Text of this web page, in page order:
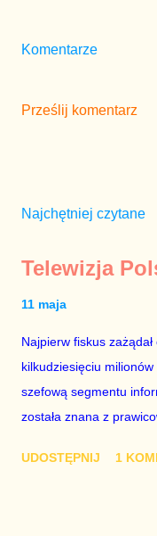
Komentarze
Prześlij komentarz
Najchętniej czytane
Telewizja
11 maja
Najpierw fiskus zażądał
kilkudziesięciu milionów
szefową segmentu
została znana z
marionetka partii
UDOSTĘPNIJ 1